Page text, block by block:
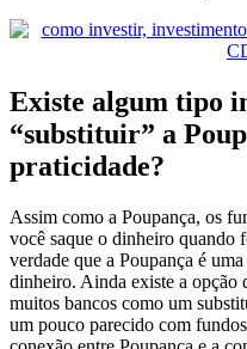
Existe algum tipo
“substituir” a
praticidade?
Assim como a Poupança, os
você saque o dinheiro quando
verdade que a Poupança é
dinheiro. Ainda existe a opção
muitos bancos como um
um pouco parecido com